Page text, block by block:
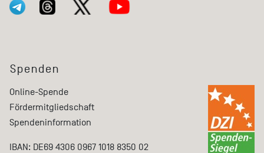
Spenden
Online-Spende
Fördermitgliedschaft
Spendeninformation
IBAN: DE69 4306 0967 1018 8350 02